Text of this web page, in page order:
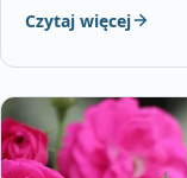
Czytaj więcej